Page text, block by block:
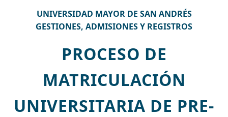
UNIVERSIDAD MAYOR DE SAN ANDRÉS
GESTIONES, ADMISIONES Y REGISTROS
PROCESO DE
MATRICULACIÓN
UNIVERSITARIA DE PRE-